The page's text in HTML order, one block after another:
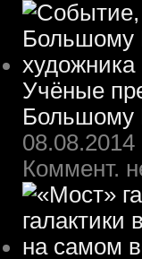
Учёные
Большому
08.08.2014
Коммент.